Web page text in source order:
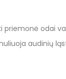
priemonė odai
audinių